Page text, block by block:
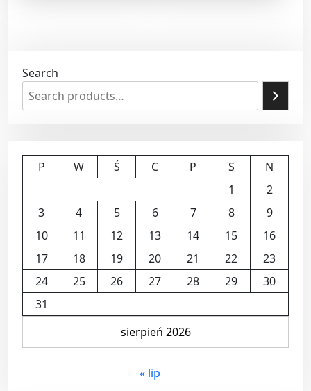
Search
sierpień 2026
P W Ś C P S
N
1
2
3
4 5 6 7 8
9
10
11 12 13 14 15
16
17
18 19 20 21 22
23
24
25 26 27 28 29
30
31
« lip